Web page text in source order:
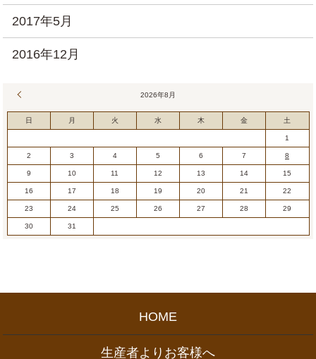
2017年5月
2016年12月
2026年8月
日 月 火 水 木 金 土
1
2 3 4 5 6 7 8
9 10 11 12 13 14 15
16 17 18 19 20 21 22
23 24 25 26 27 28 29
30 31
HOME
生産者よりお客様へ